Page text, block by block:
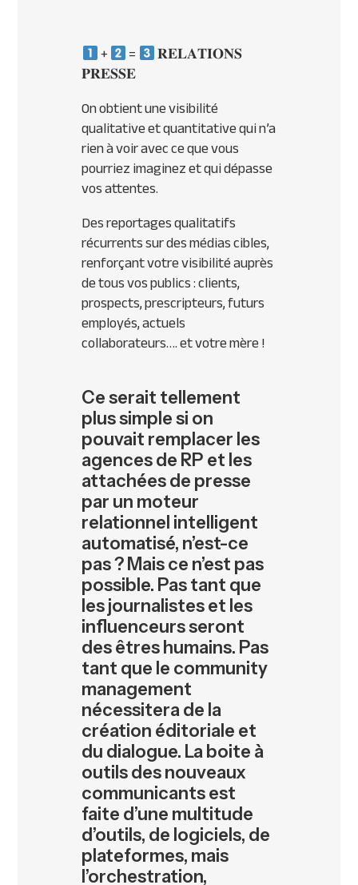
+ = 𝐑𝐄𝐋𝐀𝐓𝐈𝐎𝐍𝐒
𝐏𝐑𝐄𝐒𝐒𝐄
On obtient une visibilité
qualitative et quantitative qui n’a
rien à voir avec ce que vous
pourriez imaginez et qui dépasse
vos attentes.
Des reportages qualitatifs
récurrents sur des médias cibles,
renforçant votre visibilité auprès
de tous vos publics : clients,
prospects, prescripteurs, futurs
employés, actuels
collaborateurs…. et votre mère !
Ce serait tellement
plus simple si on
pouvait remplacer les
agences de RP et les
attachées de presse
par un moteur
relationnel intelligent
automatisé, n’est-ce
pas ? Mais ce n’est pas
possible. Pas tant que
les journalistes et les
influenceurs seront
des êtres humains. Pas
tant que le community
management
nécessitera de la
création éditoriale et
du dialogue. La boite à
outils des nouveaux
communicants est
faite d’une multitude
d’outils, de logiciels, de
plateformes, mais
l’orchestration,